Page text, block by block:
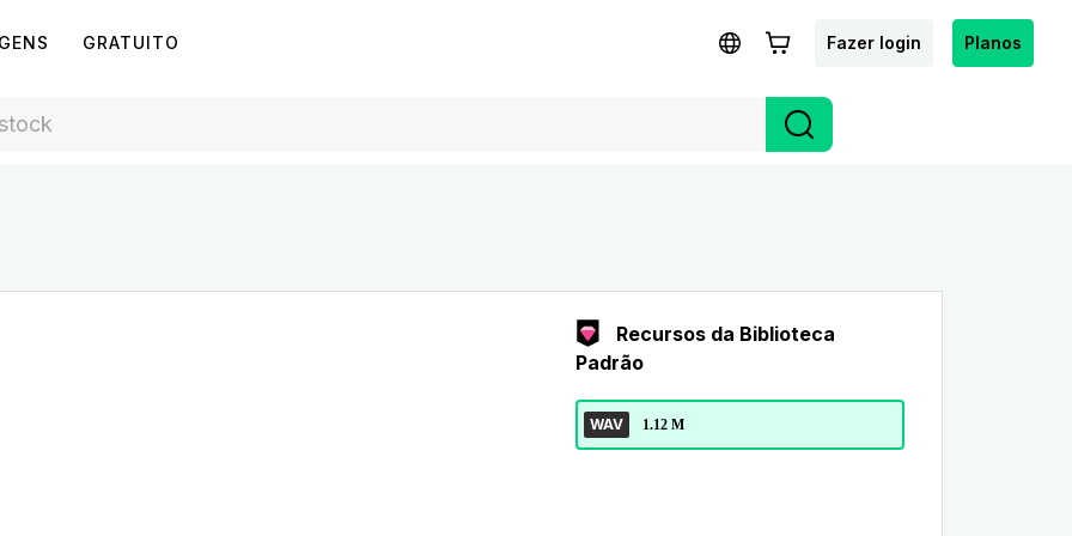
GRATUITO Fazer login Planos
Recursos da Biblioteca
Padrão
WAV 1.12 M